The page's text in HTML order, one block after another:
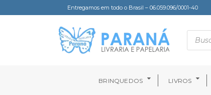
Entregamos em todo o Brasil – 06.059.096/0001-40
BRINQUEDOS LIVROS